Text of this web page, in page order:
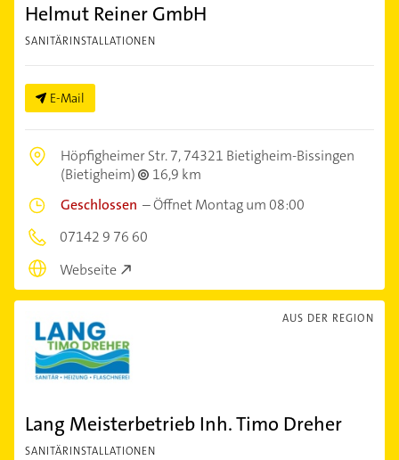
Helmut Reiner GmbH
SANITÄRINSTALLATIONEN
E-Mail
Höpfigheimer Str. 7,74321 Bietigheim-Bissingen
(Bietigheim)
16,9 km
Geschlossen –Öffnet Montag um 08:00
07142 9 76 60
Webseite
AUS DER REGION
Lang Meisterbetrieb Inh. Timo Dreher
SANITÄRINSTALLATIONEN